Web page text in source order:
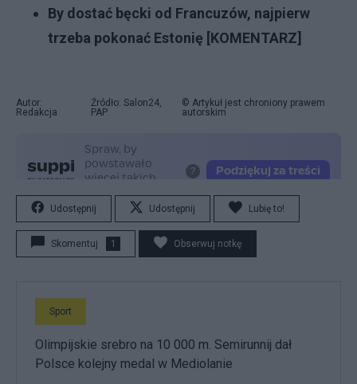
By dostać bęcki od Francuzów, najpierw
trzeba pokonać Estonię [KOMENTARZ]
Autor:
Redakcja
Źródło: Salon24,
PAP
© Artykuł jest chroniony prawem
autorskim
Udostępnij Udostępnij Lubię to!
Skomentuj 1 Obserwuj notkę
Sport
Olimpijskie srebro na 10 000 m. Semirunnij dał
Polsce kolejny medal w Mediolanie